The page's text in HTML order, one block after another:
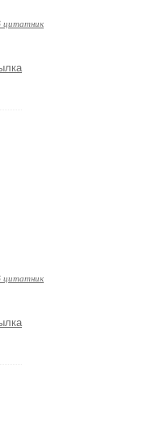
цитатник
цитатник